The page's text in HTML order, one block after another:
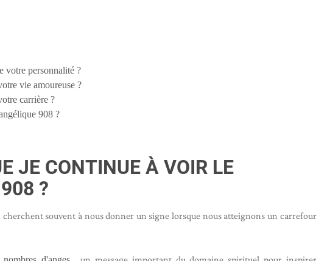
votre personnalité ?
vie amoureuse ?
carrière ?
908 ?
JE CONTINUE À VOIR LE
?
souvent à nous donner un signe lorsque nous atteignons un carrefour